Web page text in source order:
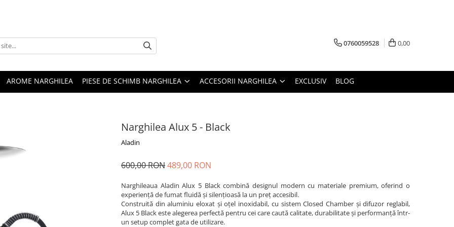
0760059528 0,00
AROME NARGHILEA PIESE DE SCHIMB NARGHILEA ACCESORII NARGHILEA EXCLUSIV BLOG
Narghilea Alux 5 - Black
Aladin
600,00 RON489,00 RON
Narghileaua Aladin Alux 5 Black combină designul modern cu materiale premium, oferind o
experiență de fumat fluidă și silențioasă la un preț accesibil.
Construită din aluminiu eloxat și oțel inoxidabil, cu sistem Closed Chamber și difuzor reglabil,
Alux 5 Black este alegerea perfectă pentru cei care caută calitate, durabilitate și performanță într-
un setup complet gata de utilizare.